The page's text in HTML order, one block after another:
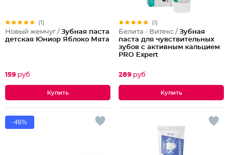
(1)
Новый жемчуг / Зубная паста
детская Юниор Яблоко Мята
159 руб
(1)
Белита - Витекс / Зубная
паста для чувствительных
зубов с активным кальцием
PRO Expert
289 руб
-46%